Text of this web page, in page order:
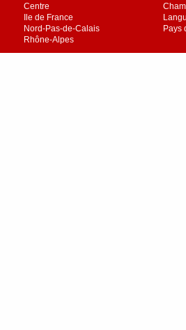
Centre
Ile de France
Nord-Pas-de-Calais
Pays
Rhône-Alpes